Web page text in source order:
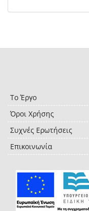
Το Έργο
Όροι Χρήσης
Συχνές Ερωτήσεις
Επικοινωνία